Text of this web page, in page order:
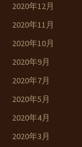
2020年12月
2020年11月
2020年10月
2020年9月
2020年7月
2020年5月
2020年4月
2020年3月